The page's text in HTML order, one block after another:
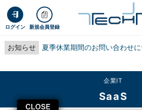
ログイン 新規会員登録
お知らせ 夏季休業期間のお問い合わせ
CLOSE
企業IT
SaaS